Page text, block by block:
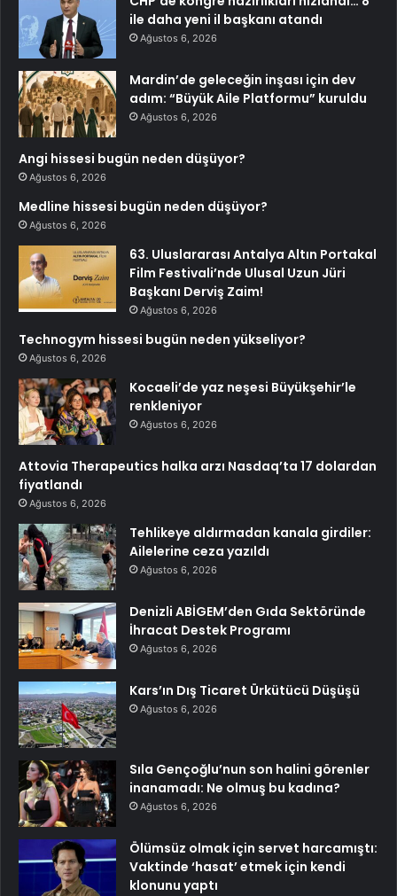
ile daha yeni il başkanı atandı
Ağustos 6, 2026
Mardin’de geleceğin inşası için dev
adım: “Büyük Aile Platformu” kuruldu
Ağustos 6, 2026
Angi hissesi bugün neden düşüyor?
Ağustos 6, 2026
Medline hissesi bugün neden düşüyor?
Ağustos 6, 2026
63. Uluslararası Antalya Altın Portakal
Film Festivali’nde Ulusal Uzun Jüri
Başkanı Derviş Zaim!
Ağustos 6, 2026
Technogym hissesi bugün neden yükseliyor?
Ağustos 6, 2026
Kocaeli’de yaz neşesi Büyükşehir’le
renkleniyor
Ağustos 6, 2026
Attovia Therapeutics halka arzı Nasdaq’ta 17 dolardan
fiyatlandı
Ağustos 6, 2026
Tehlikeye aldırmadan kanala girdiler:
Ailelerine ceza yazıldı
Ağustos 6, 2026
Denizli ABİGEM’den Gıda Sektöründe
İhracat Destek Programı
Ağustos 6, 2026
Kars’ın Dış Ticaret Ürkütücü Düşüşü
Ağustos 6, 2026
Sıla Gençoğlu’nun son halini görenler
inanamadı: Ne olmuş bu kadına?
Ağustos 6, 2026
Ölümsüz olmak için servet harcamıştı:
Vaktinde ‘hasat’ etmek için kendi
klonunu yaptı